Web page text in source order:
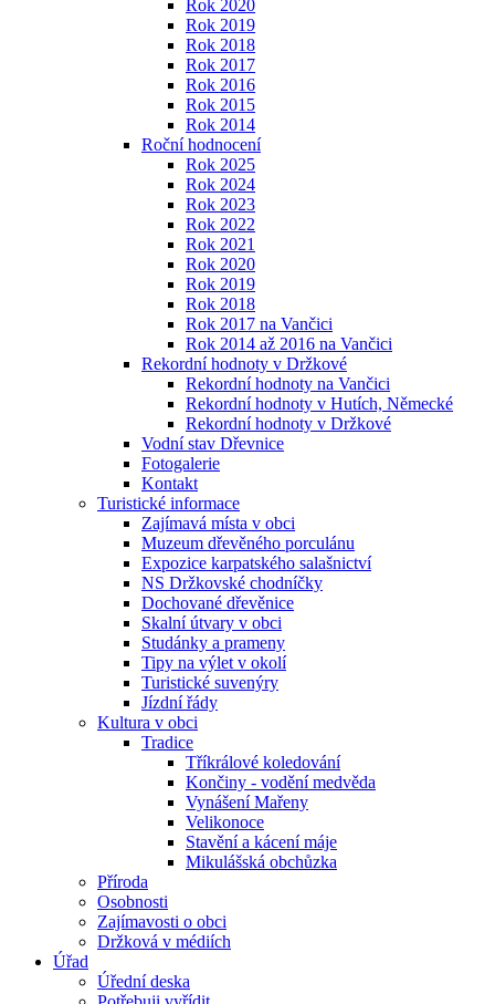
Rok 2020
Rok 2019
Rok 2018
Rok 2017
Rok 2016
Rok 2015
Rok 2014
Roční hodnocení
Rok 2025
Rok 2024
Rok 2023
Rok 2022
Rok 2021
Rok 2020
Rok 2019
Rok 2018
Rok 2017 na Vančici
Rok 2014 až 2016 na Vančici
Rekordní hodnoty v Držkové
Rekordní hodnoty na Vančici
Rekordní hodnoty v Hutích, Německé
Rekordní hodnoty v Držkové
Vodní stav Dřevnice
Fotogalerie
Kontakt
Turistické informace
Zajímavá místa v obci
Muzeum dřevěného porculánu
Expozice karpatského salašnictví
NS Držkovské chodníčky
Dochované dřevěnice
Skalní útvary v obci
Studánky a prameny
Tipy na výlet v okolí
Turistické suvenýry
Jízdní řády
Kultura v obci
Tradice
Tříkrálové koledování
Končiny - vodění medvěda
Vynášení Mařeny
Velikonoce
Stavění a kácení máje
Mikulášská obchůzka
Příroda
Osobnosti
Zajímavosti o obci
Držková v médiích
Úřad
Úřední deska